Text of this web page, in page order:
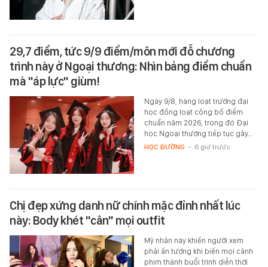
29,7 điểm, tức 9/9 điểm/môn mới đỗ chương
trình này ở Ngoại thương: Nhìn bảng điểm chuẩn
mà "áp lực" giùm!
Ngày 9/8, hàng loạt trường đại
học đồng loạt công bố điểm
chuẩn năm 2026, trong đó Đại
học Ngoại thương tiếp tục gây…
HỌC ĐƯỜNG - 6 giờ trước
Chị đẹp xứng danh nữ chính mặc đỉnh nhất lúc
này: Body khét "cân" mọi outfit
Mỹ nhân này khiến người xem
phải ấn tượng khi biến mọi cảnh
phim thành buổi trình diễn thời